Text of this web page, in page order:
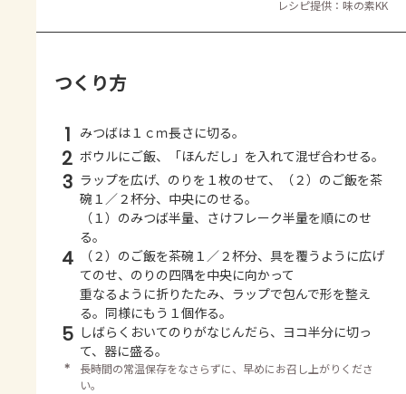
レシピ提供：味の素KK
つくり方
1 みつばは１ｃｍ長さに切る。
2 ボウルにご飯、「ほんだし」を入れて混ぜ合わせる。
3 ラップを広げ、のりを１枚のせて、（２）のご飯を茶
碗１／２杯分、中央にのせる。
（１）のみつば半量、さけフレーク半量を順にのせ
る。
4
（２）のご飯を茶碗１／２杯分、具を覆うように広げ
てのせ、のりの四隅を中央に向かって
重なるように折りたたみ、ラップで包んで形を整え
る。同様にもう１個作る。
5 しばらくおいてのりがなじんだら、ヨコ半分に切っ
て、器に盛る。
＊
長時間の常温保存をなさらずに、早めにお召し上がりくださ
い。